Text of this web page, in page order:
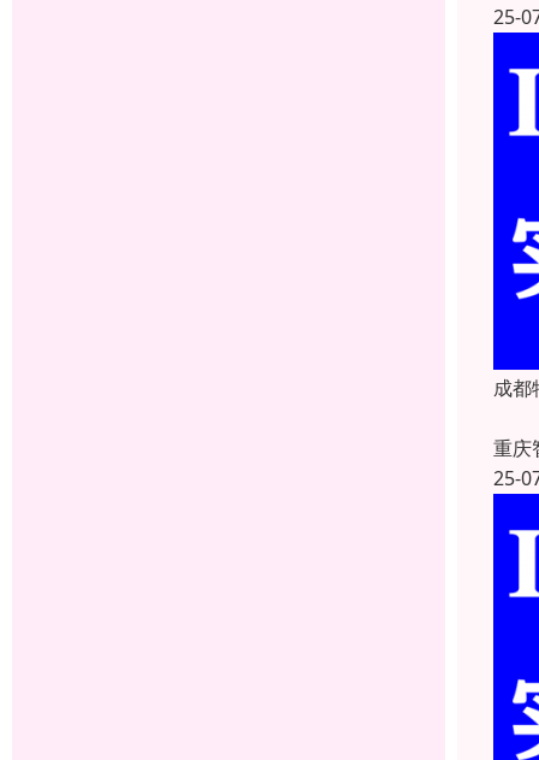
25-
成都
重庆
25-